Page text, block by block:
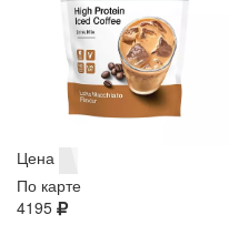
Цена
По карте
4195